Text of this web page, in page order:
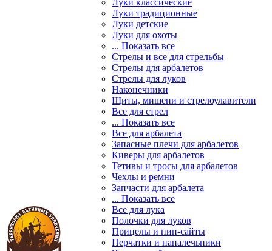
Луки классические
Луки традиционные
Луки детские
Луки для охоты
... Показать все
Стрелы и все для стрельбы
Стрелы для арбалетов
Стрелы для луков
Наконечники
Щиты, мишени и стрелоулавители
Все для стрел
... Показать все
Все для арбалета
Запасные плечи для арбалетов
Киверы для арбалетов
Тетивы и тросы для арбалетов
Чехлы и ремни
Запчасти для арбалета
... Показать все
Все для лука
Полочки для луков
Прицелы и пип-сайты
Перчатки и напалечьники